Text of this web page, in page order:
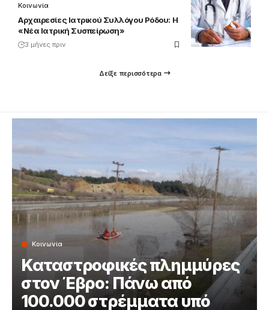
Κοινωνία
Αρχαιρεσίες Ιατρικού Συλλόγου Ρόδου: Η
«Νέα Ιατρική Συσπείρωση»
3 μήνες πριν
Δείξε περισσότερα
Κοινωνία
Καταστροφικές πλημμύρες
στον Έβρο: Πάνω από
100.000 στρέμματα υπό